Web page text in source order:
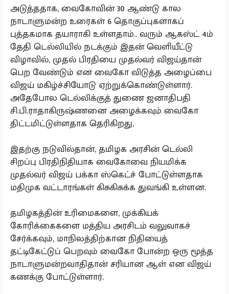
அடுத்ததாக, வைகோவின் 30 ஆண்டு கால
நாடாளுமன்ற உரைகள் 6 தொகுப்புகளாகப்
புத்தகமாக தயாராகி உள்ளதாம்.. வரும் ஆகஸ்ட் 4ம்
தேதி டெல்லியில் நடக்கும் இதன் வெளியீட்டு
விழாவில், முதல் பிரதியை முதல்வர் விஜய்தான்
பெற வேண்டும் என வைகோ விடுத்த அழைப்பை
விஜய் மகிழ்ச்சியோடு ஏற்றுக்கொண்டுள்ளார்.
அதேபோல டெல்லிக்குத் துணை ஜனாதிபதி
சி.பி.ராதாகிருஷ்ணனை அழைக்கவும் வைகோ
திட்டமிட்டுள்ளதாக தெரிகிறது,
இதற்கு நடுவில்தான், தமிழக அரசின் டெல்லி
சிறப்பு பிரதிநிதியாக வைகோவை நியமிக்க
முதல்வர் விஜய் பக்கா ஸ்கெட்ச் போட்டுள்ளதாக
மதிமுக வட்டாரங்கள் கிசுகிசுக்க துவங்கி உள்ளன.
தமிழகத்தின் உரிமைகளை, முக்கியக்
கோரிக்கைகளை மத்திய அரசிடம் வலுவாகச்
சேர்க்கவும், மாநிலத்திற்கான நிதியைத்
தட்டிகேட்டுப் பெறவும் வைகோ போன்ற ஒரு மூத்த
நாடாளுமன்றவாதிதான் சரியான ஆள் என விஜய்
கணக்கு போட்டுள்ளார்.